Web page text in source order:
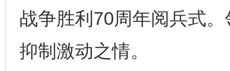
战争胜利70周年阅兵式
抑制激动之情。